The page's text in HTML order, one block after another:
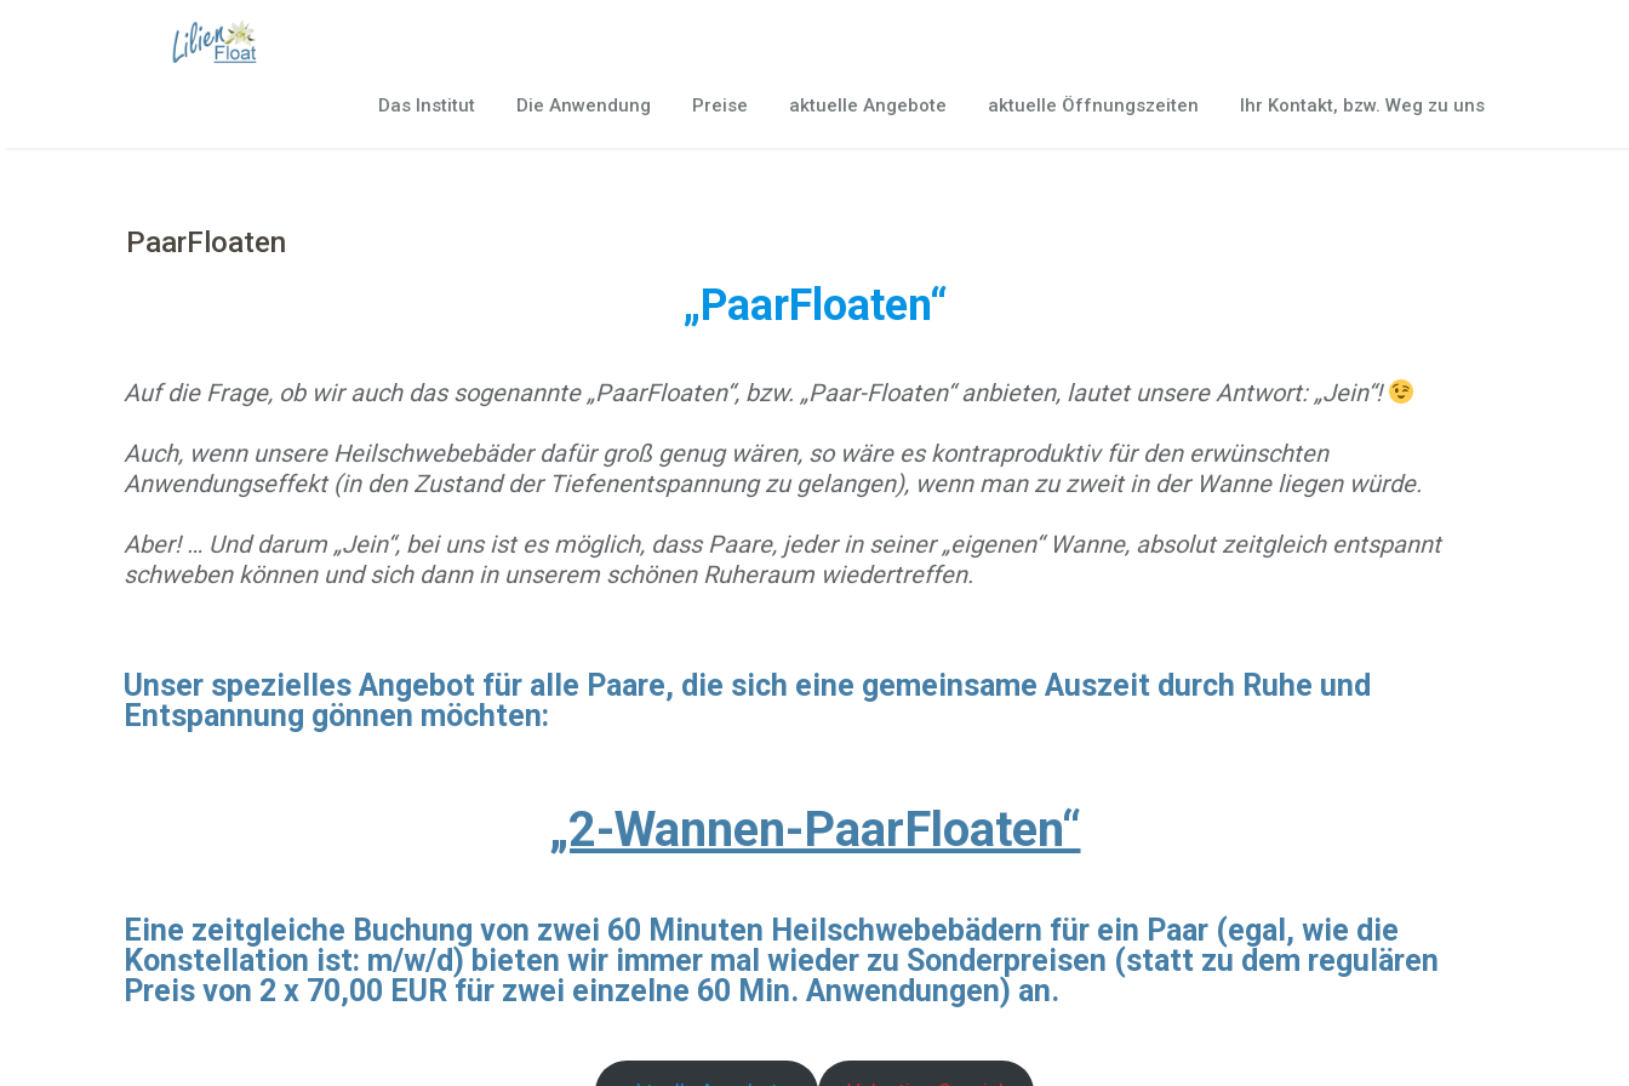
Das Institut
Die Anwendung Preise aktuelle Angebote aktuelle Öffnungszeiten Ihr Kontakt, bzw. Weg zu uns
PaarFloaten
„PaarFloaten“
Auf die Frage, ob wir auch das sogenannte „PaarFloaten“, bzw. „Paar-Floaten“ anbieten, lautet unsere Antwort: „Jein“!
Auch, wenn unsere Heilschwebebäder dafür groß genug wären, so wäre es kontraproduktiv für den erwünschten
Anwendungseffekt (in den Zustand der Tiefenentspannung zu gelangen), wenn man zu zweit in der Wanne liegen würde.
Aber! … Und darum „Jein“, bei uns ist es möglich, dass Paare, jeder in seiner „eigenen“ Wanne, absolut zeitgleich entspannt
schweben können und sich dann in unserem schönen Ruheraum wiedertreffen.
Unser spezielles Angebot für alle Paare, die sich eine gemeinsame Auszeit durch Ruhe und
Entspannung gönnen möchten:
„2-Wannen-PaarFloaten“
Eine zeitgleiche Buchung von zwei 60 Minuten Heilschwebebädern für ein Paar (egal, wie die
Konstellation ist: m/w/d) bieten wir immer mal wieder zu Sonderpreisen (statt zu dem regulären
Preis von 2 x 70,00 EUR für zwei einzelne 60 Min. Anwendungen) an.